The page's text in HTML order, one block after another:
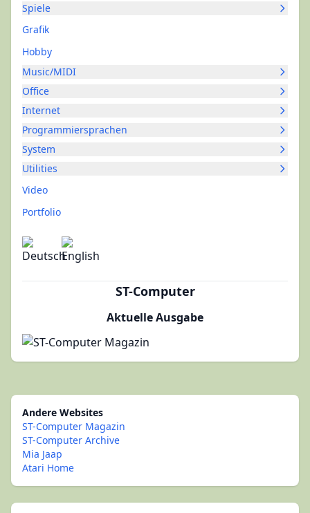
Spiele
Grafik
Hobby
Music/MIDI
Office
Internet
Programmiersprachen
System
Utilities
Video
Portfolio
ST-Computer
Aktuelle Ausgabe
Andere Websites
ST-Computer Magazin
ST-Computer Archive
Mia Jaap
Atari Home